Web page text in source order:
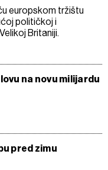
europskom tržištu
političkoj i
Britaniji.
na novu milijardu
pred zimu